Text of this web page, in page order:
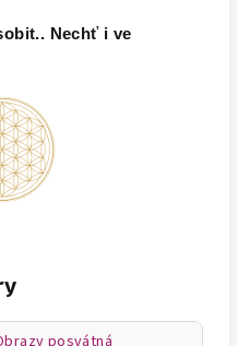
Nechť i ve
posvátná